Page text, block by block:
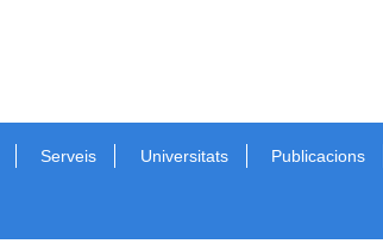
Serveis Universitats Publicacions